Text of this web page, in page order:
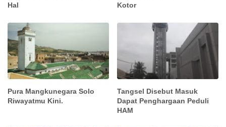
Hal
Kotor
Pura Mangkunegara Solo
Riwayatmu Kini.
Tangsel Disebut Masuk
Dapat Penghargaan Peduli
HAM